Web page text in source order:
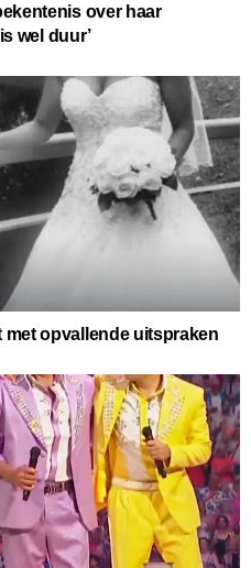
over haar
wel duur’
met opvallende uitspraken